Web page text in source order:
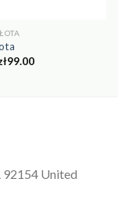
99.00
92154 United